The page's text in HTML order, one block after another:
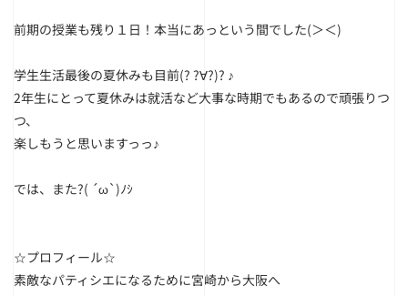
前期の授業も残り１日！本当にあっという間でした(＞＜)
学生生活最後の夏休みも目前(? ?∀?)? ♪
2年生にとって夏休みは就活など大事な時期でもあるので頑張りつ
つ、
楽しもうと思いますっっ♪
では、また?( ´ω`)ﾉｼ
☆プロフィール☆
素敵なパティシエになるために宮崎から大阪へ